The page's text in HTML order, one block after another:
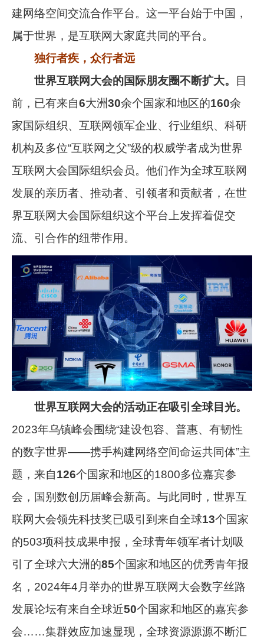
建网络空间交流合作平台。这一平台始于中国，
属于世界，是互联网大家庭共同的平台。
独行者疾，众行者远
世界互联网大会的国际朋友圈不断扩大。
目
前，已有来自6大洲30余个国家和地区的160余
家国际组织、互联网领军企业、行业组织、科研
机构及多位“互联网之父”级的权威学者成为世界
互联网大会国际组织会员。他们作为全球互联网
发展的亲历者、推动者、引领者和贡献者，在世
界互联网大会国际组织这个平台上发挥着促交
流、引合作的纽带作用。
世界互联网大会的活动正在吸引全球目光。
2023年乌镇峰会围绕“建设包容、普惠、有韧性
的数字世界——携手构建网络空间命运共同体”主
题，来自126个国家和地区的1800多位嘉宾参
会，国别数创历届峰会新高。与此同时，世界互
联网大会领先科技奖已吸引到来自全球13个国家
的503项科技成果申报，全球青年领军者计划吸
引了全球六大洲的85个国家和地区的优秀青年报
名，2024年4月举办的世界互联网大会数字丝路
发展论坛有来自全球近50个国家和地区的嘉宾参
会……集群效应加速显现，全球资源源源不断汇